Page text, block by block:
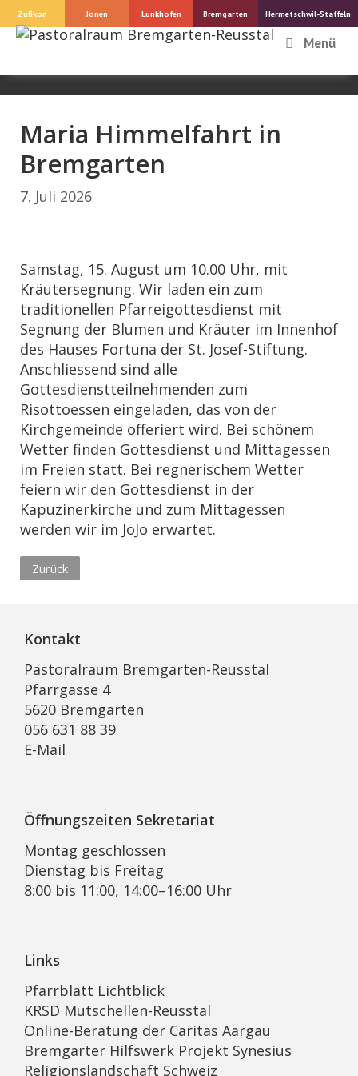
Springe
zum
Zufikon Jonen Lunkhofen Bremgarten Hermetschwil-Staffeln
Menü
Maria Himmelfahrt in
Bremgarten
7. Juli 2026
Samstag, 15. August um 10.00 Uhr, mit
Kräutersegnung. Wir laden ein zum
traditionellen Pfarreigottesdienst mit
Segnung der Blumen und Kräuter im Innenhof
des Hauses Fortuna der St. Josef-Stiftung.
Anschliessend sind alle
Gottesdienstteilnehmenden zum
Risottoessen eingeladen, das von der
Kirchgemeinde offeriert wird. Bei schönem
Wetter finden Gottesdienst und Mittagessen
im Freien statt. Bei regnerischem Wetter
feiern wir den Gottesdienst in der
Kapuzinerkirche und zum Mittagessen
werden wir im JoJo erwartet.
Zurück
Kontakt
Pastoralraum Bremgarten-Reusstal
Pfarrgasse 4
5620 Bremgarten
056 631 88 39
E-Mail
Öffnungszeiten Sekretariat
Montag geschlossen
Dienstag bis Freitag
8:00 bis 11:00, 14:00–16:00 Uhr
Links
Pfarrblatt Lichtblick
KRSD Mutschellen-Reusstal
Online-Beratung der Caritas Aargau
Bremgarter Hilfswerk Projekt Synesius
Religionslandschaft Schweiz